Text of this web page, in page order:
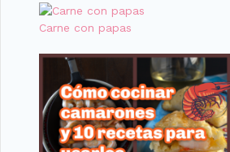
Carne con papas